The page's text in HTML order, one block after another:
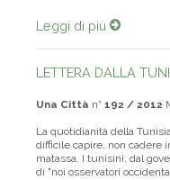
Leggi di più
LETTERA DALLA
Una Città n° 192 / 2012
La quotidianità della
difficile capire, non cadere
matassa. I tunisini, dal
di "noi osservatori